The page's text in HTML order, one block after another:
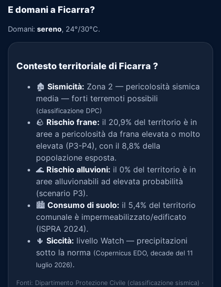
E domani a Ficarra?
Domani: sereno, 24°/30°C.
Contesto territoriale di Ficarra ?
🏚️ Sismicità: Zona 2 — pericolosità sismica
media — forti terremoti possibili
(classificazione DPC)
🪨 Rischio frane: il 20,9% del territorio è in
aree a pericolosità da frana elevata o molto
elevata (P3-P4), con il 8,8% della
popolazione esposta.
🌊 Rischio alluvioni: il 0% del territorio è in
aree alluvionabili ad elevata probabilità
(scenario P3).
🏙️ Consumo di suolo: il 5,4% del territorio
comunale è impermeabilizzato/edificato
(ISPRA 2024).
🌵 Siccità: livello Watch — precipitazioni
sotto la norma (Copernicus EDO, decade del 11
luglio 2026).
Fonti: Dipartimento Protezione Civile (classificazione sismica) ·